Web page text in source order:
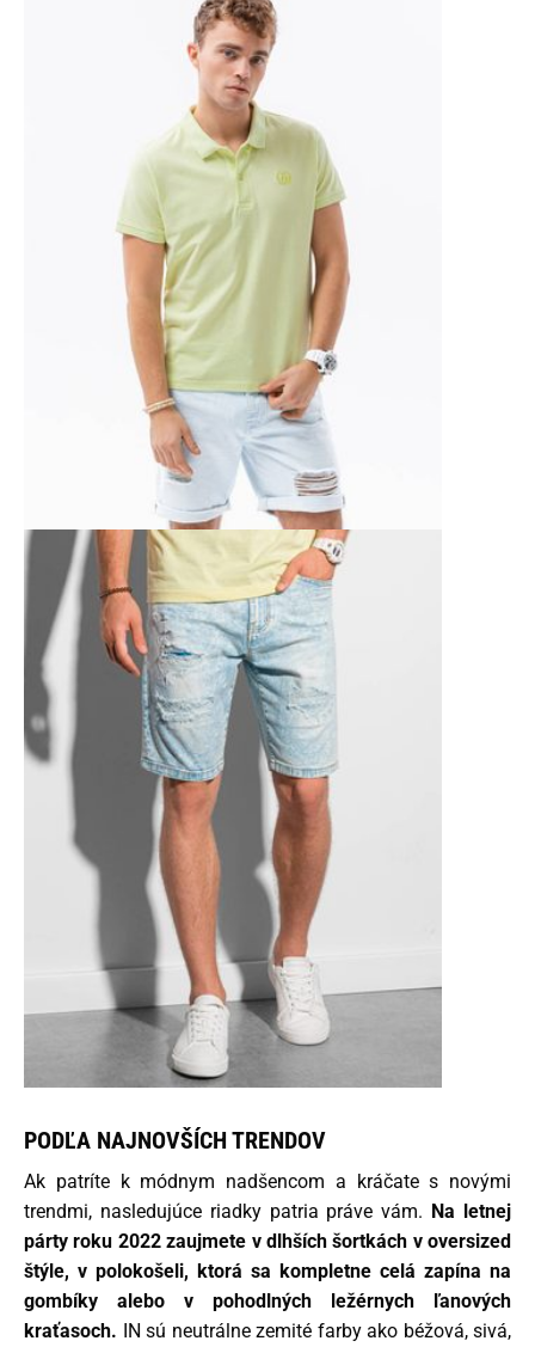
PODĽA NAJNOVŠÍCH TRENDOV
Ak patríte k módnym nadšencom a kráčate s novými
trendmi, nasledujúce riadky patria práve vám. Na letnej
párty roku 2022 zaujmete v dlhších šortkách v oversized
štýle, v polokošeli, ktorá sa kompletne celá zapína na
gombíky alebo v pohodlných ležérnych ľanových
kraťasoch. IN sú neutrálne zemité farby ako béžová, sivá,